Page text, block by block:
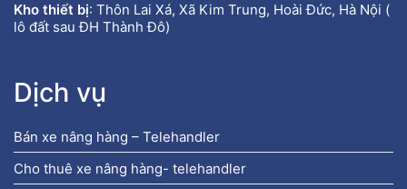
Kho thiết bị: Thôn Lai Xá, Xã Kim Trung, Hoài Đức, Hà Nội (
lô đất sau ĐH Thành Đô)
Dịch vụ
Bán xe nâng hàng – Telehandler
Cho thuê xe nâng hàng- telehandler